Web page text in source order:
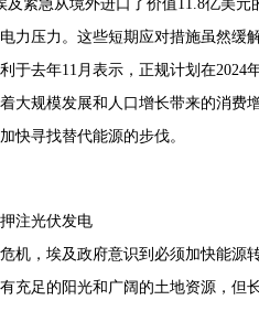
及紧急从境外进口了价值11.8亿美
力压力。这些短期应对措施虽然缓
于去年11月表示，正规计划在
大规模发展和人口增长带来的消费
快寻找替代能源的步伐。
注光伏发电
机，埃及政府意识到必须加快能源
充足的阳光和广阔的土地资源，但